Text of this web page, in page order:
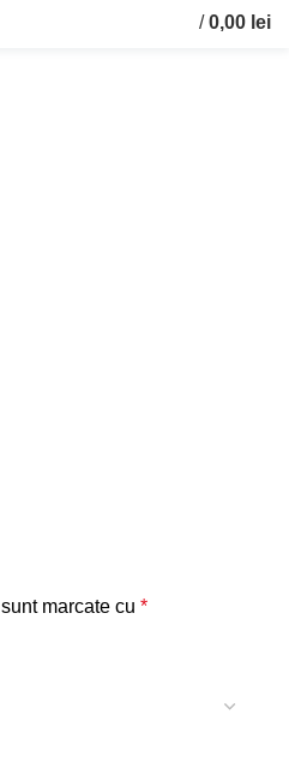
items
/ 0,00 lei
marcate cu *